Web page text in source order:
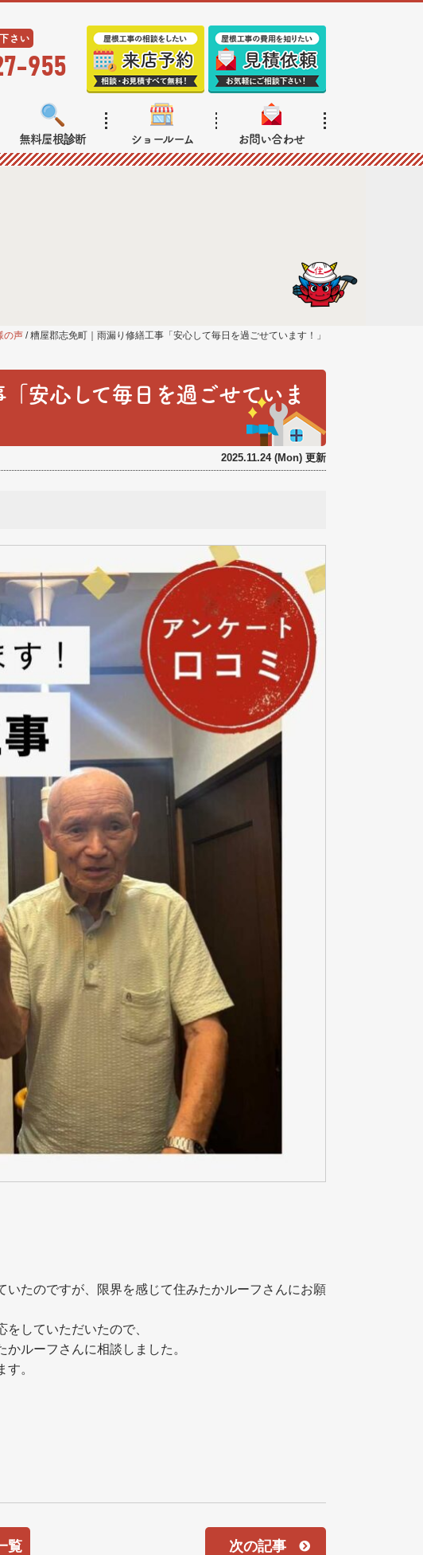
さい
955
無料屋根診断 ショールーム お問い合わせ
の声 /糟屋郡志免町｜雨漏り修繕工事「安心して毎日を過ごせています！」
安心して毎日を過ごせていま
2025.11.24 (Mon) 更新
たのですが、限界を感じて住みたかルーフさんにお願
していただいたので、
ルーフさんに相談しました。
。
覧 次の記事